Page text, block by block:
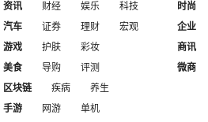
资讯 财经 娱乐
科技
汽车
证券 理财 宏观
时尚
企业
游戏
护肤
彩妆
美食
导购 评测
商讯
微商
区块链
疾病
养生
手游
网游 单机